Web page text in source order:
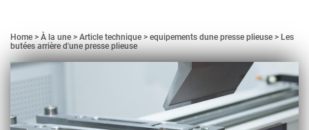
Home À la une Article technique equipements dune presse plieuse
Les
butées arrière d'une presse plieuse